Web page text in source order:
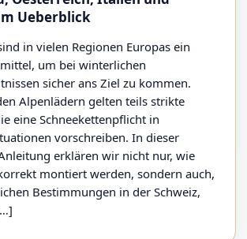
Ueberblick
in vielen Regionen Europas ein
um bei winterlichen
sicher ans Ziel zu kommen.
Alpenlädern gelten teils strikte
eine Schneekettenpflicht in
vorschreiben. In dieser
erklären wir nicht nur, wie
montiert werden, sondern auch,
Bestimmungen in der Schweiz,